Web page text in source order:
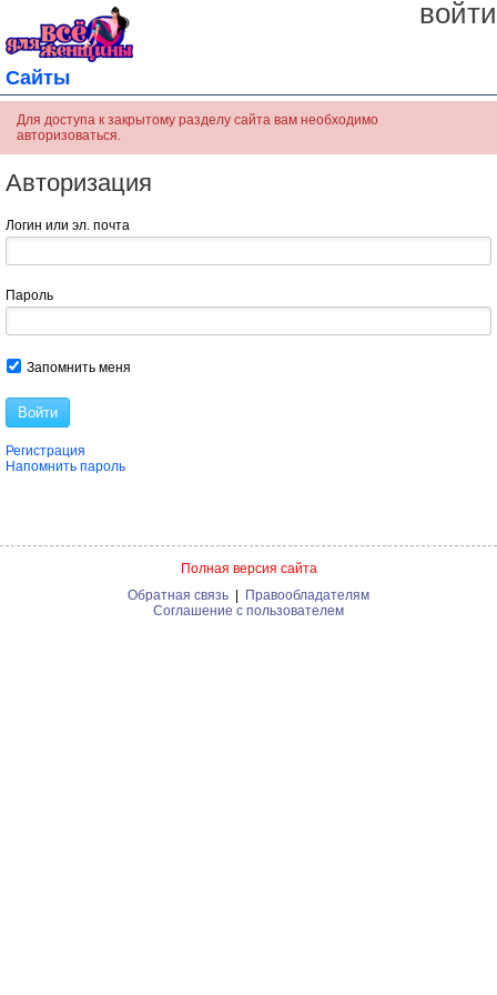
войти
Сайты
Для доступа к закрытому разделу сайта вам необходимо
авторизоваться.
Авторизация
Логин или эл. почта
Пароль
Запомнить меня
Войти
Регистрация
Напомнить пароль
Полная версия сайта
Обратная связь | Правообладателям
Соглашение с пользователем